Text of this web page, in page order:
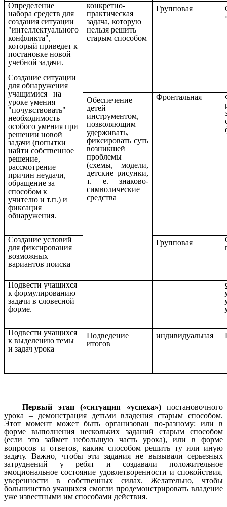
Определение
набора средств для
создания ситуации
"интеллектуального
конфликта",
который приведет к
постановке новой
учебной задачи.
Создание ситуации
для обнаружения
учащимися на
уроке умения
"почувствовать"
необходимость
особого умения при
решении новой
задачи (попытки
найти собственное
решение,
рассмотрение
причин неудачи,
обращение за
способом к
учителю и т.п.) и
фиксация
обнаружения.
конкретно-
практическая
задача, которую
нельзя решить
старым способом
Групповая
Обеспечение
детей
инструментом,
позволяющим
удерживать,
фиксировать суть
возникшей
проблемы
(схемы, модели,
детские рисунки,
т. е. знаково-
символические
средства
Фронтальная
Создание условий
для фиксирования
возможных
вариантов поиска
Групповая
Подвести учащихся
к формулированию
задачи в словесной
форме.
Подвести учащихся
к выделению темы
и задач урока
Подведение
итогов
индивидуальная
Первый этап («ситуация «успеха»)постановочного
урока – демонстрация детьми владения старым способом.
Этот момент может быть организован по-разному: или в
форме выполнения нескольких заданий старым способом
(если это займет небольшую часть урока), или в форме
вопросов и ответов, каким способом решить ту или иную
задачу. Важно, чтобы эти задания не вызывали серьезных
затруднений у ребят и создавали положительное
эмоциональное состояние удовлетворенности и спокойствия,
уверенности в собственных силах. Желательно, чтобы
большинство учащихся смогли продемонстрировать владение
уже известными им способами действия.